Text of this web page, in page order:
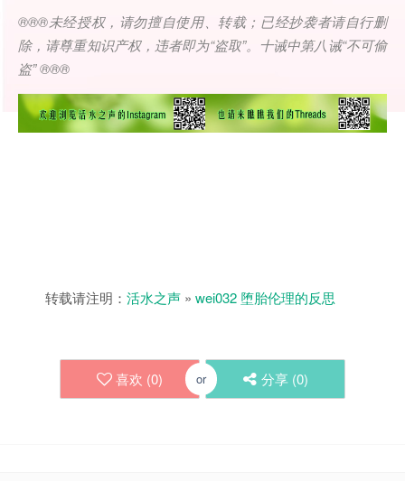
®®®未经授权，请勿擅自使用、转载；已经抄袭者请自行删
除，请尊重知识产权，违者即为“盗取”。十诫中第八诫“不可偷
盗” ®®®
转载请注明： 活水之声 » wei032 堕胎伦理的反思
喜欢 (0) or 分享 (0)